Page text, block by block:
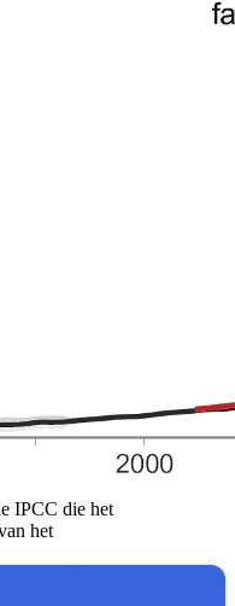
IPCC die het
het